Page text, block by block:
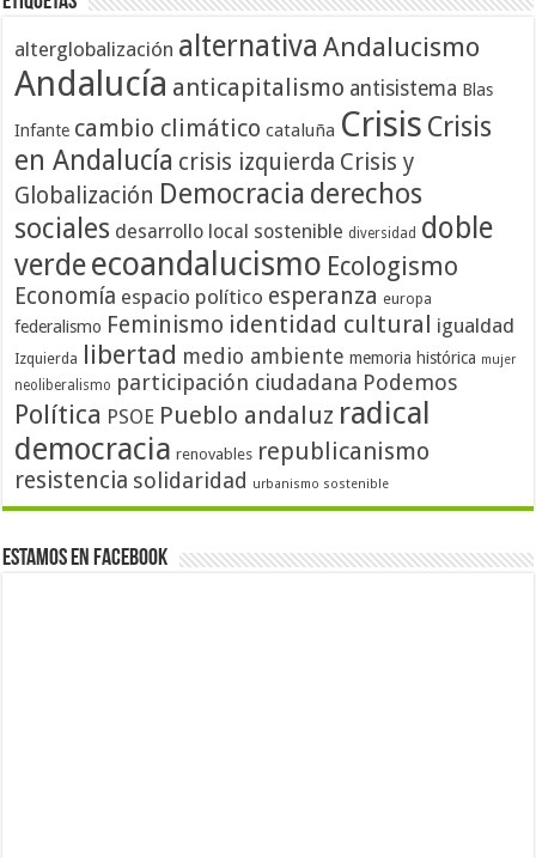
alterglobalización alternativa Andalucismo
Andalucía anticapitalismo antisistema Blas
Infante cambio climático cataluña Crisis Crisis
en Andalucía crisis izquierda Crisis y
Globalización Democracia derechos
sociales desarrollo local sostenible diversidad doble
verdeecoandalucismo Ecologismo
Economía espacio político esperanza europa
federalismo Feminismo identidad cultural igualdad
Izquierda libertad medio ambiente memoria histórica mujer
neoliberalismo participación ciudadana Podemos
Política PSOE Pueblo andaluz radical
democracia renovables republicanismo
resistencia solidaridad urbanismo sostenible
Estamos en Facebook